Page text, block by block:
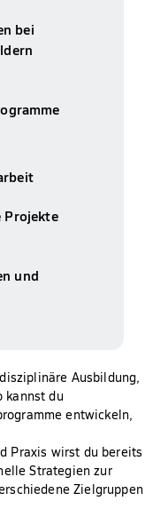
bei
Projekte
und
Ausbildung,
kannst du
entwickeln,
Praxis wirst du bereits
Strategien zur
Zielgruppen